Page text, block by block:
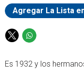
Agregar La Lista
T
i
W
a
Es 1932 y los